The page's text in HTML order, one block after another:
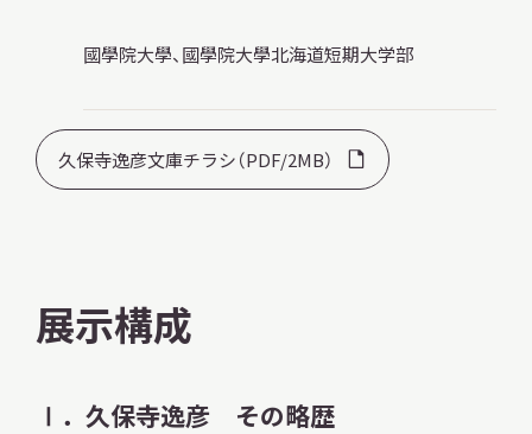
國學院大學、國學院大學北海道短期大学部
久保寺逸彦文庫チラシ（PDF/2MB）
展示構成
Ⅰ．久保寺逸彦 その略歴